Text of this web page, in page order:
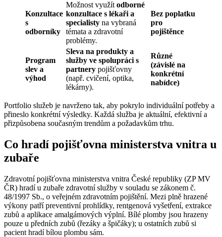
Konzultace
s
odborníky
Možnost využít odborné
konzultace s lékaři a
specialisty na vybraná
témata a zdravotní
problémy.
Bez poplatku
pro
pojištěnce
Program
slev a
výhod
Sleva na produkty a
služby ve spolupráci s
partnery pojišťovny
(např. cvičení, optika,
lékárny).
Různé
(závislé na
konkrétní
nabídce)
Portfolio služeb je navrženo tak, aby pokrylo individuální potřeby a
přineslo konkrétní výsledky. Každá služba je aktuální, efektivní a
přizpůsobena současným trendům a požadavkům trhu.
Co hradí pojišťovna ministerstva vnitra u
zubaře
Zdravotní pojišťovna ministerstva vnitra České republiky (ZP MV
ČR) hradí u zubaře zdravotní služby v souladu se zákonem č.
48/1997 Sb., o veřejném zdravotním pojištění. Mezi plně hrazené
výkony patří preventivní prohlídky, rentgenová vyšetření, extrakce
zubů a aplikace amalgámových výplní. Bílé plomby jsou hrazeny
pouze u předních zubů (řezáky a špičáky); u ostatních zubů si
pacient hradí bílou plombu sám.